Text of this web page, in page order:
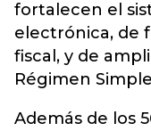
fortalecen el
electrónica, de
fiscal, y de
Régimen
Además de los